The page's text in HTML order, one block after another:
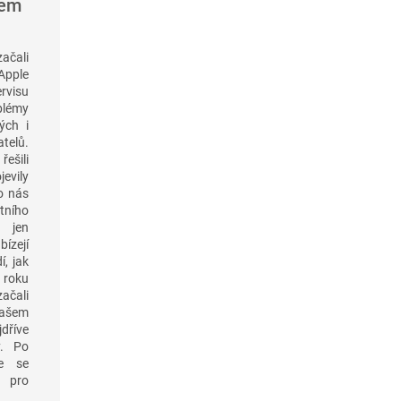
i
řešili
nás
jen
jak
Po
se